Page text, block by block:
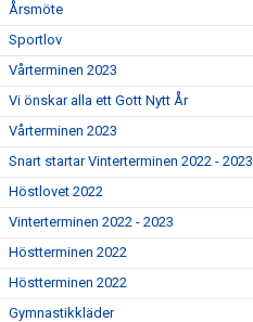
Årsmöte
Sportlov
Vårterminen 2023
Vi önskar alla ett Gott Nytt År
Vårterminen 2023
Snart startar Vinterterminen 2022 - 2023
Höstlovet 2022
Vinterterminen 2022 - 2023
Höstterminen 2022
Höstterminen 2022
Gymnastikkläder